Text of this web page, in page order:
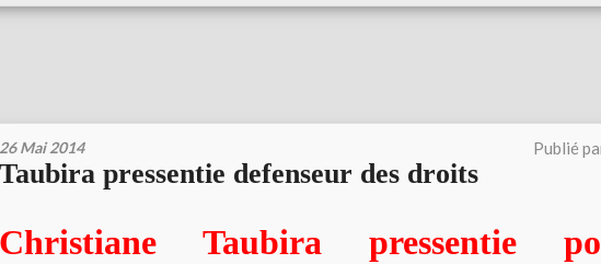
26 Mai 2014 Publié
Taubira pressentie defenseur des droits
Christiane Taubira pressentie